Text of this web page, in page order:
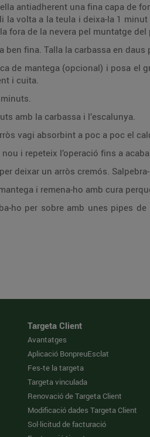
antiadherent una fina capa de
la volta a la teula i deixa-la 1
fora de la nevera pel muntatge del
ben fina. Talla la carbassa en daus
de mantega (opcional) i posa el
i cuita.
amb la carbassa i l’escalunya.
vagi absorbint a poc a poc el
i repeteix l’operació fins a
deixar un arròs cremós.
i remena-ho amb cura
ho per sobre amb unes pipes
Targeta Client
Avantatges
Aplicació BonpreuEsclat
Fes-te la targeta
Targeta vinculada
Renovació de Targeta Client
Modificació dades Targeta Client
Sol·licitud de facturació